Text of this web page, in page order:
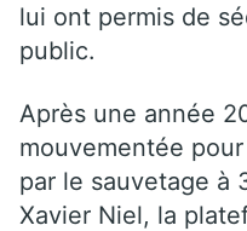
lui ont permis de
public.
Après une année
mouvementée
par le sauvetage à
Xavier Niel, la